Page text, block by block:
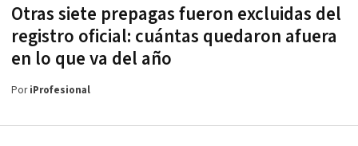
Otras siete prepagas fueron excluidas del
registro oficial: cuántas quedaron afuera
en lo que va del año
PoriProfesional